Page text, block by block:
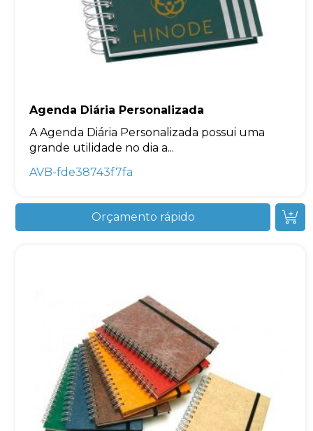
Agenda Diária Personalizada
A Agenda Diária Personalizada possui uma
grande utilidade no dia a...
AVB-fde38743f7fa
Orçamento rápido